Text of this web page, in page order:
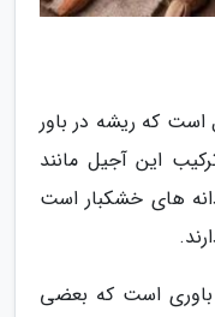
که ریشه در باور
این آجیل مانند
های خشکبار است
باوری است که بعضی